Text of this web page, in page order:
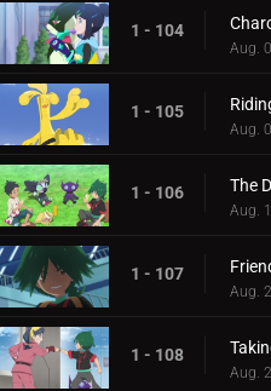
1 - 104
Aug.
1 - 105
Aug.
1 - 106
Aug.
1 - 107
Aug.
1 - 108
Aug.